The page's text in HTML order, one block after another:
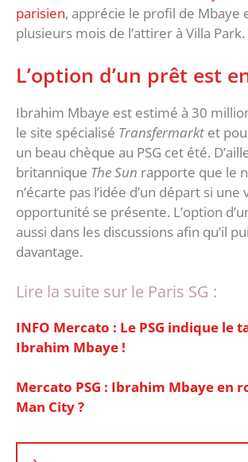
parisien, apprécie le profil de Mbaye
plusieurs mois de l’attirer à Villa Park.
L’option d’un prêt est
Ibrahim Mbaye est estimé à 30
le site spécialisé Transfermarkt et
un beau chèque au PSG cet été.
britannique The Sun rapporte que le
n’écarte pas l’idée d’un départ si une
opportunité se présente. L’option
aussi dans les discussions afin qu’il
davantage.
Lire la suite sur le Paris SG :
INFO Mercato : Le PSG indique le
Ibrahim Mbaye !
Mercato PSG : Ibrahim Mbaye en
Man City ?